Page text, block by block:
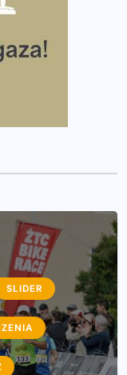
włączyć do
z
SLIDER